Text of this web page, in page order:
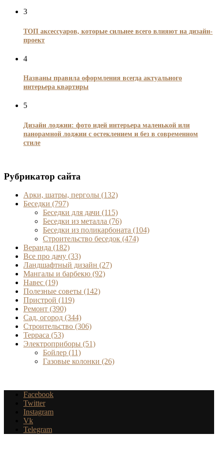
3
ТОП аксессуаров, которые сильнее всего влияют на дизайн-
проект
4
Названы правила оформления всегда актуального
интерьера квартиры
5
Дизайн лоджии: фото идей интерьера маленькой или
панорамной лоджии с остеклением и без в современном
стиле
Рубрикатор сайта
Арки, шатры, перголы (132)
Беседки (797)
Беседки для дачи (115)
Беседки из металла (76)
Беседки из поликарбоната (104)
Строительство беседок (474)
Веранда (182)
Все про дачу (33)
Ландшафтный дизайн (27)
Мангалы и барбекю (92)
Навес (19)
Полезные советы (142)
Пристрой (119)
Ремонт (390)
Сад, огород (344)
Строительство (306)
Терраса (53)
Электроприборы (51)
Бойлер (11)
Газовые колонки (26)
Facebook
Twitter
Instagram
Vk
Telegram